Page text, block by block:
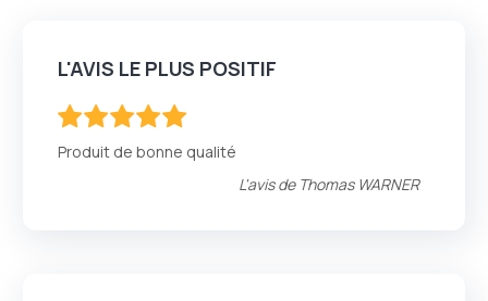
L'AVIS LE PLUS POSITIF
Produit de bonne qualité
L'avis de Thomas WARNER